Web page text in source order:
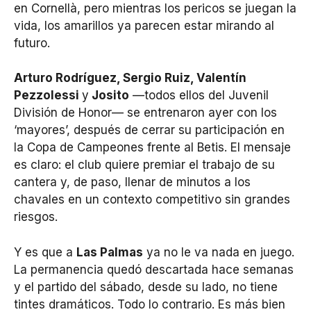
en Cornellà, pero mientras los pericos se juegan la
vida, los amarillos ya parecen estar mirando al
futuro.
Arturo Rodríguez, Sergio Ruiz, Valentín
Pezzolessi y Josito —todos ellos del Juvenil
División de Honor— se entrenaron ayer con los
‘mayores’, después de cerrar su participación en
la Copa de Campeones frente al Betis. El mensaje
es claro: el club quiere premiar el trabajo de su
cantera y, de paso, llenar de minutos a los
chavales en un contexto competitivo sin grandes
riesgos.
Y es que a Las Palmas ya no le va nada en juego.
La permanencia quedó descartada hace semanas
y el partido del sábado, desde su lado, no tiene
tintes dramáticos. Todo lo contrario. Es más bien